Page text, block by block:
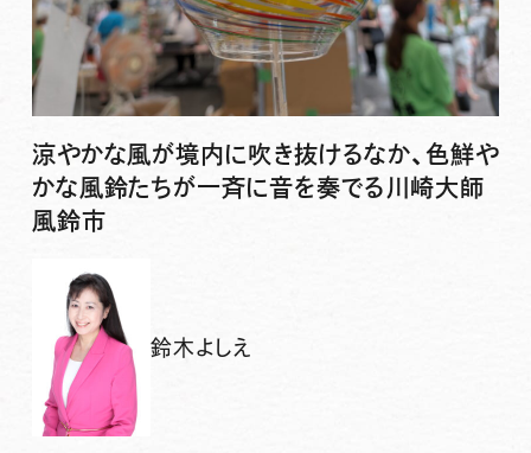
涼やかな風が境内に吹き抜けるなか、色鮮や
かな風鈴たちが一斉に音を奏でる川崎大師
風鈴市
鈴木よしえ